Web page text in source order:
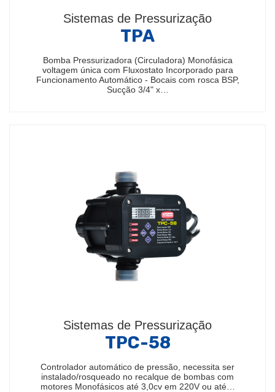
Sistemas de Pressurização
TPA
Bomba Pressurizadora (Circuladora) Monofásica
voltagem única com Fluxostato Incorporado para
Funcionamento Automático - Bocais com rosca BSP,
Sucção 3/4" x…
Sistemas de Pressurização
TPC-58
Controlador automático de pressão, necessita ser
instalado/rosqueado no recalque de bombas com
motores Monofásicos até 3,0cv em 220V ou até…